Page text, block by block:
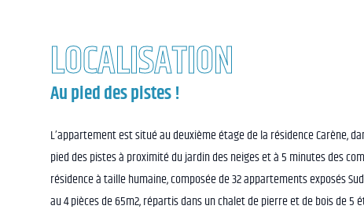
LOCALISATION
Au pied des pistes !
L’appartement est situé au deuxième étage de la résidence Carène,
pied des pistes à proximité du jardin des neiges et à 5 minutes des
résidence à taille humaine, composée de 32 appartements exposés
au 4 pièces de 65m2, répartis dans un chalet de pierre et de bois de 5